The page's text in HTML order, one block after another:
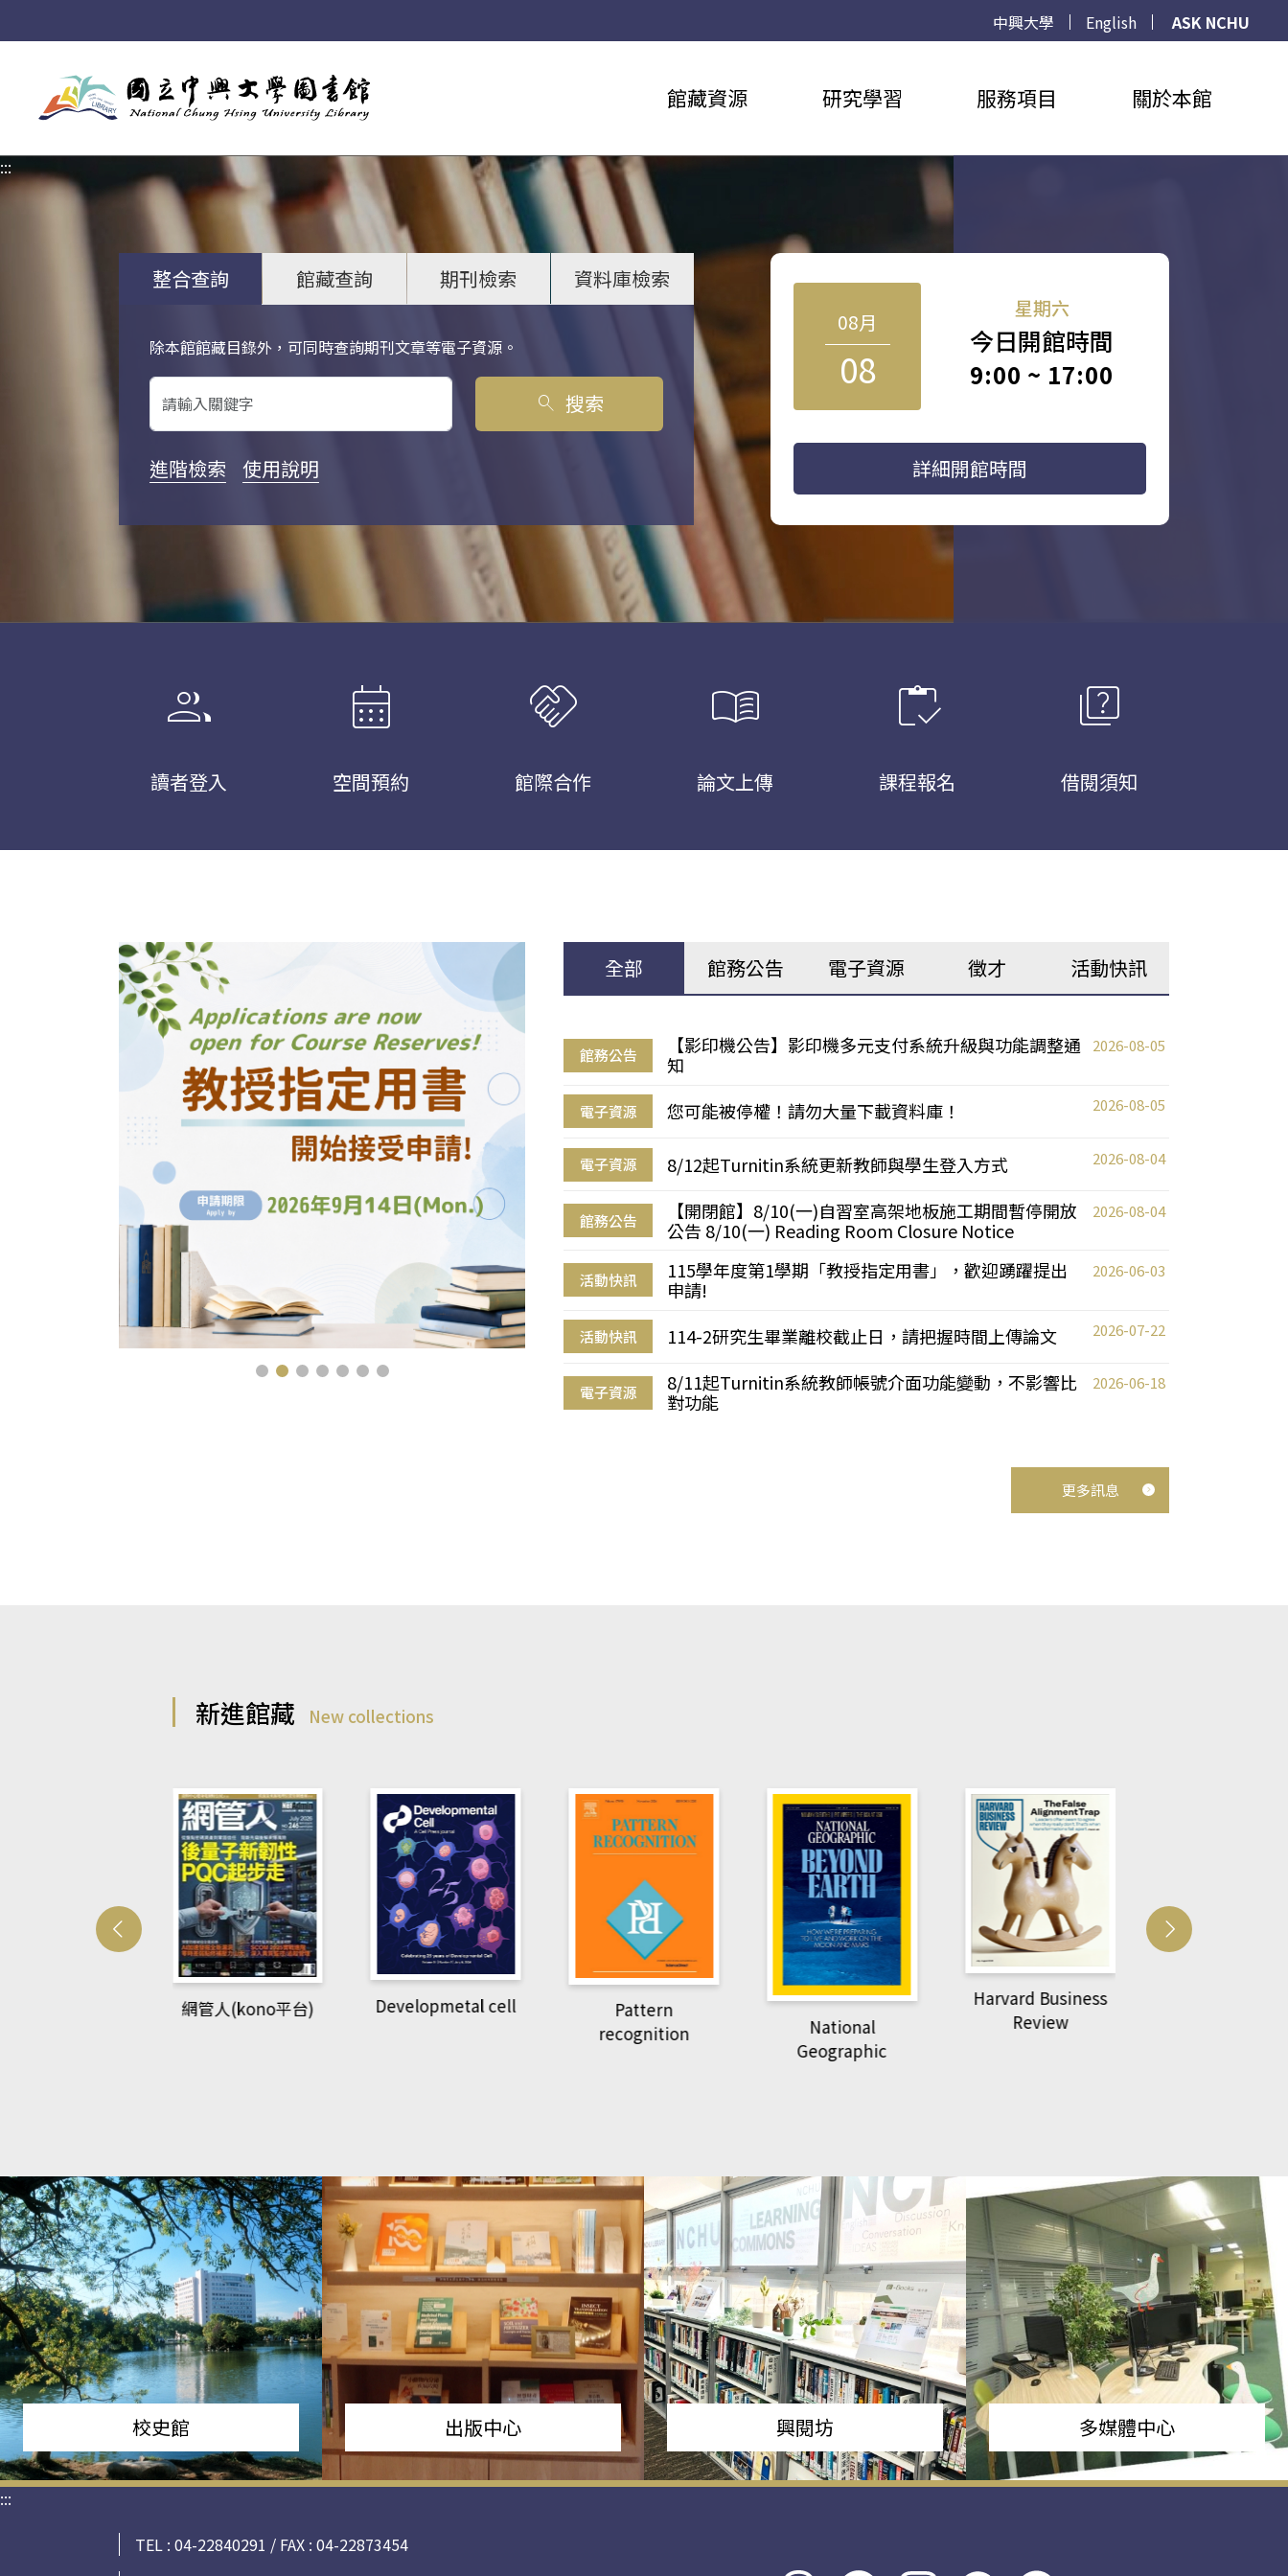
中興大學 English
ASK NCHU
館藏資源 研究學習 服務項目 關於本館
:::
整合查詢 館藏查詢 期刊檢索 資料庫檢索
除本館館藏目錄外，可同時查詢期刊文章等電子資源。
關鍵字搜尋
search 搜索
進階檢索 使用說明
08月
08
星期六
今日開館時間
9:00 ~ 17:00
詳細開館時間
group
讀者登入
calendar_month
空間預約
handshake
館際合作
menu_book
論文上傳
inventory
課程報名
quiz
借閱須知
全部 館務公告 電子資源 徵才 活動快訊
館務公告
【影印機公告】影印機多元支付系統升級與功能調整通
知
2026-08-05
電子資源 您可能被停權！請勿大量下載資料庫！ 2026-08-05
電子資源 8/12起Turnitin系統更新教師與學生登入方式 2026-08-04
館務公告
【開閉館】8/10(一)自習室高架地板施工期間暫停開放
公告 8/10(一) Reading Room Closure Notice
2026-08-04
活動快訊
115學年度第1學期「教授指定用書」，歡迎踴躍提出
申請!
2026-06-03
活動快訊 114-2研究生畢業離校截止日，請把握時間上傳論文 2026-07-22
電子資源
8/11起Turnitin系統教師帳號介面功能變動，不影響比
對功能
2026-06-18
更多訊息
新進館藏 New collections
網管人(kono平台) Developmetal cell
Pattern
recognition
National
Geographic
Harvard Business
Review
校史館 出版中心 興閱坊 多媒體中心
:::
TEL : 04-22840291 / FAX : 04-22873454